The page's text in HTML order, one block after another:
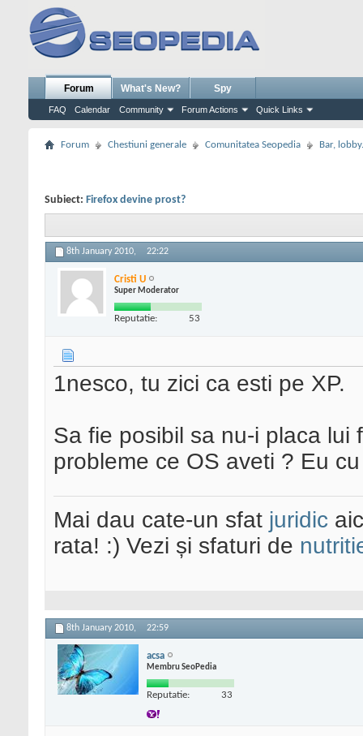
Forum
FAQ Calendar Community Forum Actions Quick Links
What's New? Spy
Forum Chestiuni generale Comunitatea Seopedia Bar,
Subiect: Firefox devine prost?
8th January 2010, 22:22
Cristi U
Super Moderator
Reputatie: 53
1nesco, tu zici ca esti pe XP.
Sa fie posibil sa nu-i placa lui
probleme ce OS aveti ? Eu
Mai dau cate-un sfat juridic
rata! :) Vezi și sfaturi de
8th January 2010, 22:59
acsa
Membru SeoPedia
Reputatie: 33